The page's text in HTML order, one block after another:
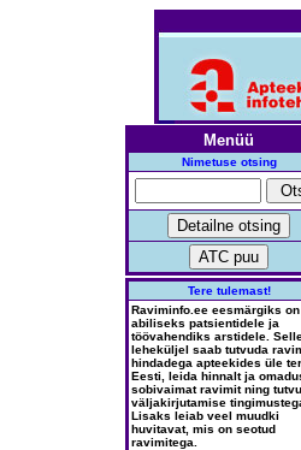
Menüü
Nimetuse otsing
Tere tulemast!
Raviminfo.ee eesmärgiks
abiliseks patsientidele ja
töövahendiks arstidele.
leheküljel saab tutvuda
hindadega apteekides üle
Eesti, leida hinnalt ja
sobivaimat ravimit ning
väljakirjutamise
Lisaks leiab veel muudki
huvitavat, mis on seotud
ravimitega.